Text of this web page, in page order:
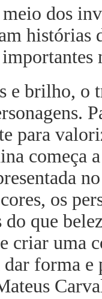
dos
histórias
e brilho, o
para
começa
os
do que
criar uma
forma e